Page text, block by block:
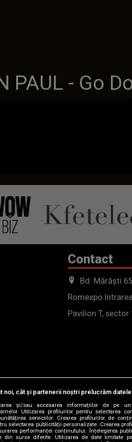
PAUL - Go
Contact
Bd. Mărăști
Romexpo
Pavilion T, sector
noi, cât și partenerii noștri prelucrăm
și/sau accesarea informațiilor de pe un
Utilizarea profilurilor pentru selectarea
serviciilor. Crearea profilurilor de
selectarea publicității personalizate. Crearea
performanței conținutului. Înțelegerea
din surse diferite. Utilizarea de date limitate